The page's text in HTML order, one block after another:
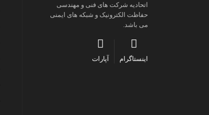
اتحادیه شرکت های فنی و مهندسی
حفاظت الکترونیک و شبکه های ایمنی
می باشد.
اینستاگرام آپارات